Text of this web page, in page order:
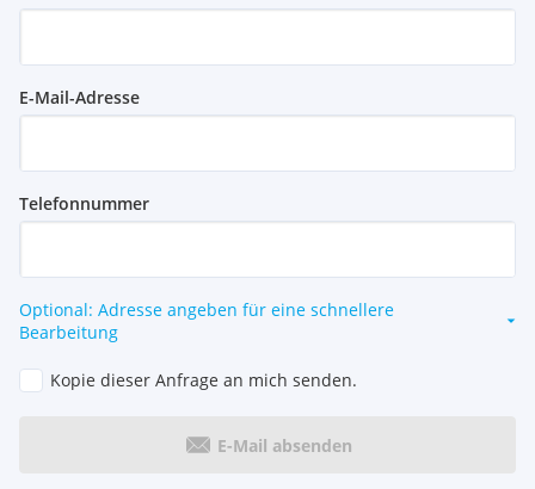
E-Mail-Adresse
Telefonnummer
Optional: Adresse angeben für eine schnellere
Bearbeitung
Kopie dieser Anfrage an mich senden.
E-Mail absenden